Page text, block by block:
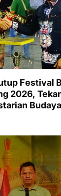
Festival
2026,
Budaya